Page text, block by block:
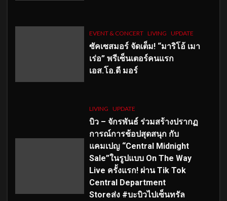
EVENT & CONCERT LIVING UPDATE
ซัคเซสมอร์ จัดเต็ม! “มาริโอ้ เมา
เร่อ” พรีเซ็นเตอร์คนแรก
เอส.โอ.ดี มอร์
LIVING UPDATE
บิว – จักรพันธ์ ร่วมสร้างปรากฏ
การณ์การช้อปสุดสนุก กับ
แคมเปญ “Central Midnight
Sale”ในรูปแบบ On The Way
Live ครั้งแรก! ผ่าน Tik Tok
Central Department
Storeส่ง #บะบิวไปเซ็นทรัล